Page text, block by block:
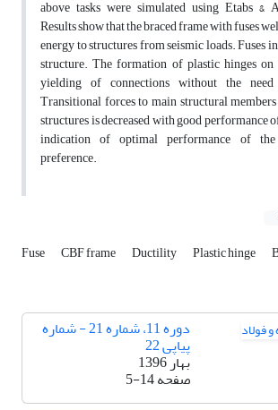
above tasks were simulated using Etabs &
Results show that the braced frame with fuses
energy to structures from seismic loads. Fuses
structure. The formation of plastic hinges on
yielding of connections without the
Transitional forces to main structural
structures is decreased with good performance
indication of optimal performance of
preference.
Fuse CBF frame Ductility Plastic hinge
دوره 11، شماره 21 - شماره
پیاپی 22
بهار 1396
صفحه5-14